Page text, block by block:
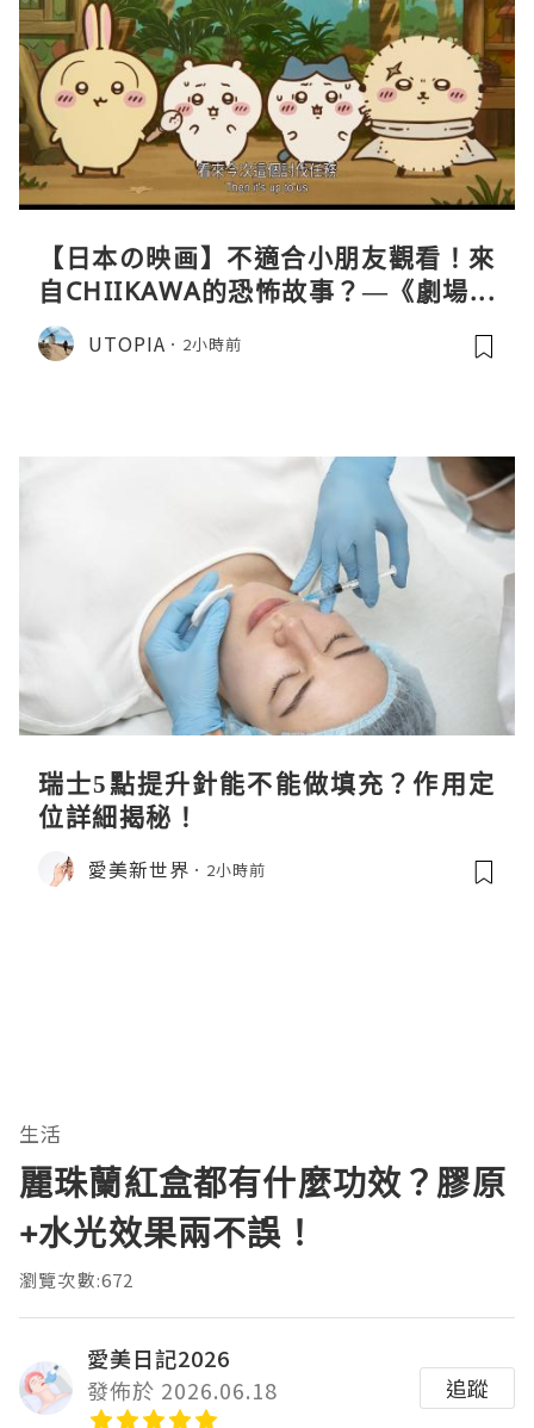
【日本の映画】不適合小朋友觀看！來
自CHIIKAWA的恐怖故事？—《劇場版
CHIIKAWA 人魚島的秘密》
UTOPIA 2小時前
瑞士5點提升針能不能做填充？作用定
位詳細揭秘！
愛美新世界 2小時前
生活
麗珠蘭紅盒都有什麼功效？膠原
+水光效果兩不誤！
瀏覽次數:672
愛美日記2026
發佈於 2026.06.18
追蹤